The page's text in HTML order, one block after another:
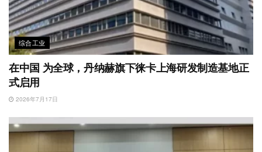
综合工业
在中国 为全球，丹纳赫旗下徕卡上海研发制造基地正
式启用
2026年7月17日